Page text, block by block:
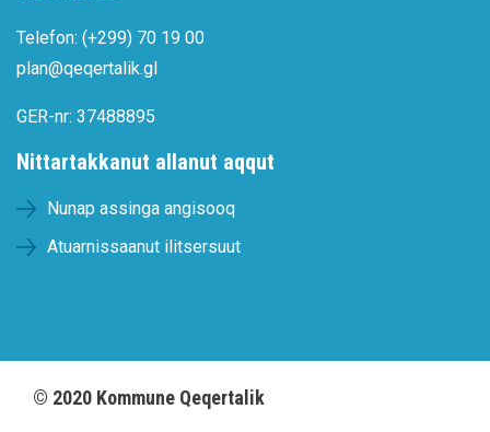
Telefon: (+299) 70 19 00
plan@qeqertalik.gl
GER-nr: 37488895
Nittartakkanut allanut aqqut
Nunap assinga angisooq
Atuarnissaanut ilitsersuut
© 2020 Kommune Qeqertalik